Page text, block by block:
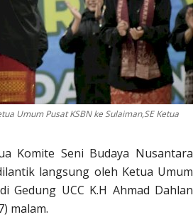
Umum Pusat KSBN ke Sulaiman,SE Ketua
Komite Seni Budaya Nusantara
langsung oleh Ketua Umum
Gedung UCC K.H Ahmad Dahlan
malam.